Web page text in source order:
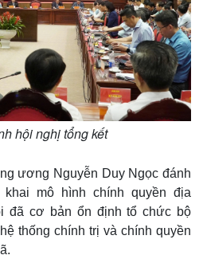
hội nghị tổng kết
ương Nguyễn Duy Ngọc đánh
mô hình chính quyền địa
đã cơ bản ổn định tổ chức bộ
thống chính trị và chính quyền